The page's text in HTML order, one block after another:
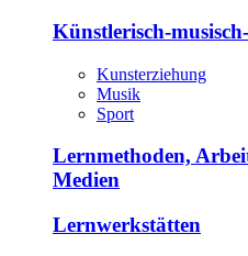
Künstlerisch-
Kunsterziehung
Musik
Sport
Lernmethoden,
Medien
Lernwerkstätten